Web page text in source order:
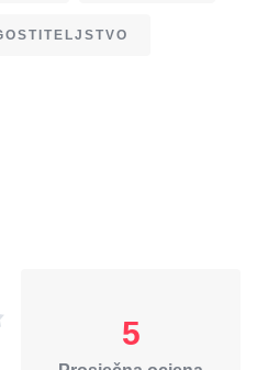
5